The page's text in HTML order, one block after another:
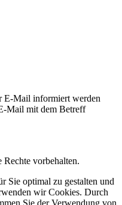
E-Mail informiert werden
Mail mit dem Betreff
vorbehalten.
Sie optimal zu gestalten und
wir Cookies. Durch
Sie der Verwendung von